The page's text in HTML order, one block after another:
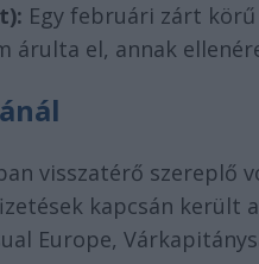
Egy februári zárt
árulta el, annak
visszatérő szereplő
kapcsán került
Europe,